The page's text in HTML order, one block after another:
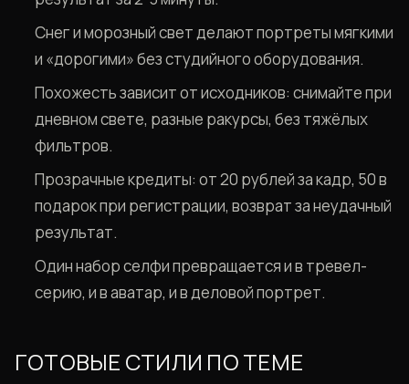
Снег и морозный свет делают портреты мягкими
и «дорогими» без студийного оборудования.
Похожесть зависит от исходников: снимайте при
дневном свете, разные ракурсы, без тяжёлых
фильтров.
Прозрачные кредиты: от 20 рублей за кадр, 50 в
подарок при регистрации, возврат за неудачный
результат.
Один набор селфи превращается и в тревел-
серию, и в аватар, и в деловой портрет.
ГОТОВЫЕ СТИЛИ ПО ТЕМЕ